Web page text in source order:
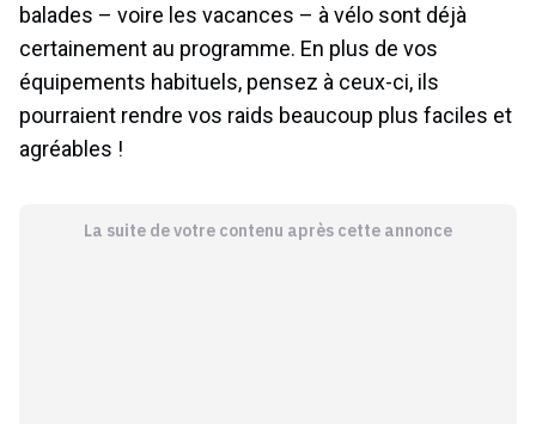
balades – voire les vacances – à vélo sont déjà
certainement au programme. En plus de vos
équipements habituels, pensez à ceux-ci, ils
pourraient rendre vos raids beaucoup plus faciles et
agréables !
La suite de votre contenu après cette annonce